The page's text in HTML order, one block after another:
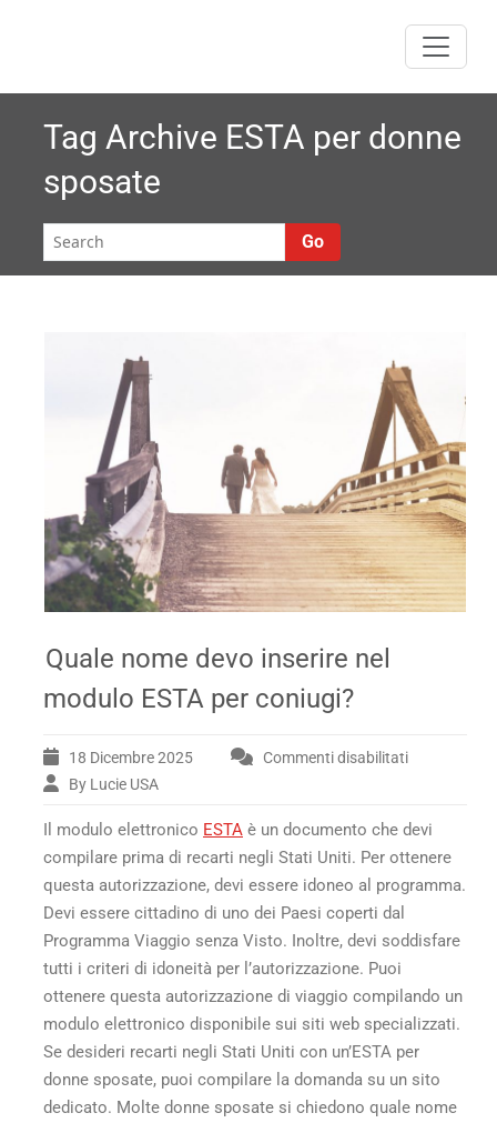
Tag Archive ESTA per donne
sposate
Go
Quale nome devo inserire nel
modulo ESTA per coniugi?
18 Dicembre 2025 Commenti disabilitatisu
devo
inserire
modulo
per
By Lucie USA
Il modulo elettronico ESTA è un documento che devi
compilare prima di recarti negli Stati Uniti. Per ottenere
questa autorizzazione, devi essere idoneo al programma.
Devi essere cittadino di uno dei Paesi coperti dal
Programma Viaggio senza Visto. Inoltre, devi soddisfare
tutti i criteri di idoneità per l’autorizzazione. Puoi
ottenere questa autorizzazione di viaggio compilando un
modulo elettronico disponibile sui siti web specializzati.
Se desideri recarti negli Stati Uniti con un’ESTA per
donne sposate, puoi compilare la domanda su un sito
dedicato. Molte donne sposate si chiedono quale nome